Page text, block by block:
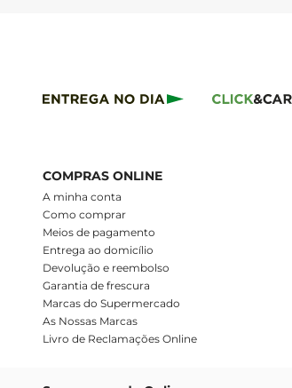
COMPRAS ONLINE
A minha conta
Como comprar
Meios de pagamento
Entrega ao domicílio
Devolução e reembolso
Garantia de frescura
Marcas do Supermercado
As Nossas Marcas
Livro de Reclamações Online